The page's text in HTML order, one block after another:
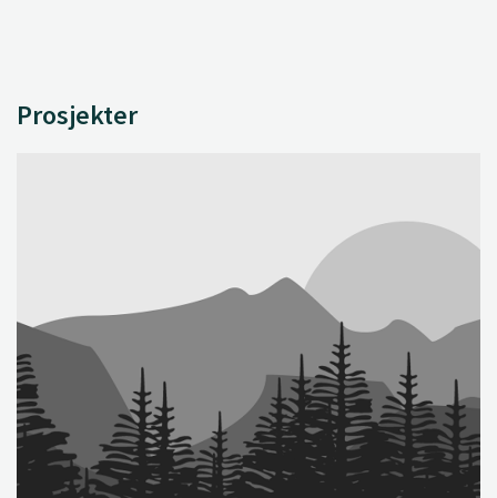
Prosjekter